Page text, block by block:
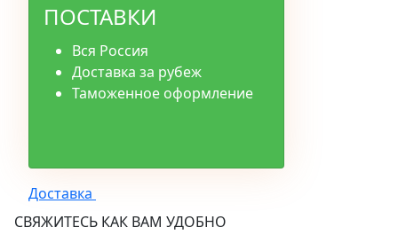
ПОСТАВКИ
Вся Россия
Доставка за рубеж
Таможенное оформление
Доставка
СВЯЖИТЕСЬ КАК ВАМ УДОБНО